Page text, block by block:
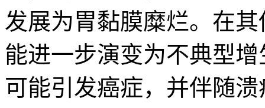
发展为胃黏膜糜烂。在
能进一步演变为不典型
可能引发癌症，并伴随